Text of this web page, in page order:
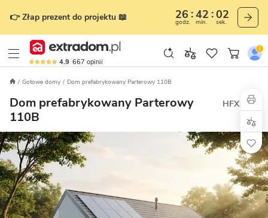
👉 Złap prezent do projektu 📖 26
godz.
42
min.
00
sek.
4.9 667 opinii
Gotowe domy Dom prefabrykowany Parterowy 110B
Dom prefabrykowany Parterowy
110B
HFX1046